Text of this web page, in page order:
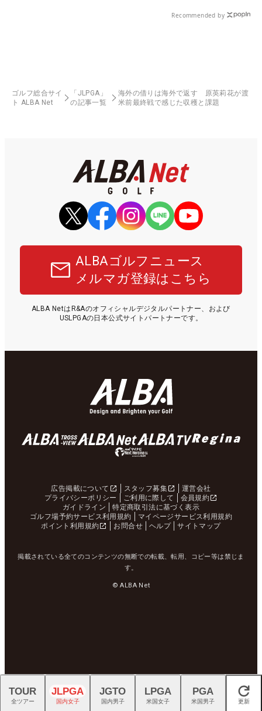
Recommended by
ゴルフ総合サイ
ト ALBA Net
「JLPGA」
の記事一覧
海外の借りは海外で返す 原英莉花が渡
米前最終戦で感じた収穫と課題
ALBAゴルフニュース
メルマガ登録はこちら
ALBA NetはR&Aのオフィシャルデジタルパートナー、および
USLPGAの日本公式サイトパートナーです。
広告掲載について スタッフ募集
運営会社
プライバシーポリシー
ご利用に際して
会員規約
ガイドライン
特定商取引法に基づく表示
ゴルフ場予約サービス利用規約
マイページサービス利用規約
ポイント利用規約
お問合せ ヘルプ サイトマップ
掲載されている全てのコンテンツの無断での転載、転用、コピー等は禁じま
す。
© ALBA Net
閉じる
TOUR
全ツアー
JLPGA
国内女子
JGTO
国内男子
LPGA
米国女子
PGA
米国男子 更新